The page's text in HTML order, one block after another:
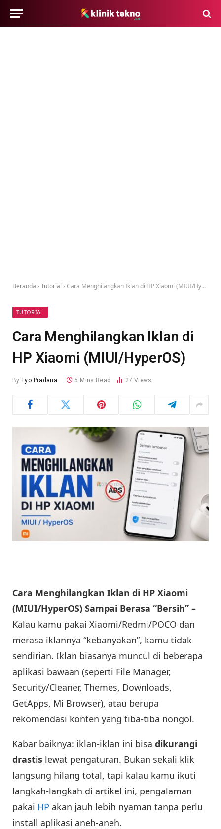
Beranda › Tutorial › Cara Menghilangkan Iklan di HP Xiaomi (MIUI/HyperOS)
TUTORIAL
Cara Menghilangkan Iklan di
HP Xiaomi (MIUI/HyperOS)
By Tyo Pradana 5 Mins Read 27 Views
Cara Menghilangkan Iklan di HP Xiaomi
(MIUI/HyperOS) Sampai Berasa “Bersih” –
Kalau kamu pakai Xiaomi/Redmi/POCO dan
merasa iklannya “kebanyakan”, kamu tidak
sendirian. Iklan biasanya muncul di beberapa
aplikasi bawaan (seperti File Manager,
Security/Cleaner, Themes, Downloads,
GetApps, Mi Browser), atau berupa
rekomendasi konten yang tiba-tiba nongol.
Kabar baiknya: iklan-iklan ini bisa dikurangi
drastis lewat pengaturan. Bukan sekali klik
langsung hilang total, tapi kalau kamu ikuti
langkah-langkah di artikel ini, pengalaman
pakai HP akan jauh lebih nyaman tanpa perlu
install aplikasi aneh-aneh.